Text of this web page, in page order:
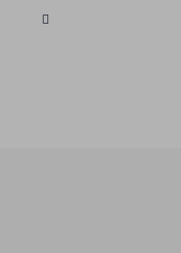
ontwerpen en